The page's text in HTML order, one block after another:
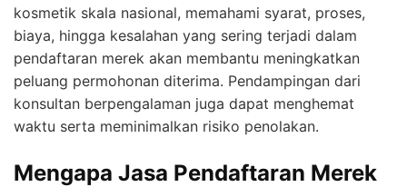
kosmetik skala nasional, memahami syarat, proses,
biaya, hingga kesalahan yang sering terjadi dalam
pendaftaran merek akan membantu meningkatkan
peluang permohonan diterima. Pendampingan dari
konsultan berpengalaman juga dapat menghemat
waktu serta meminimalkan risiko penolakan.
Mengapa Jasa Pendaftaran Merek